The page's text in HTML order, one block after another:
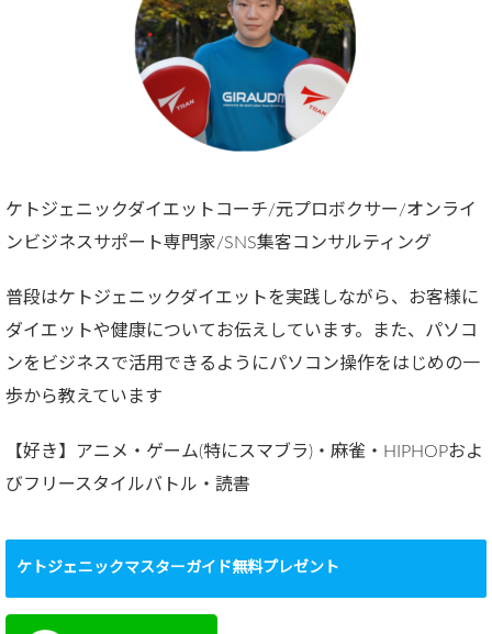
ケトジェニックダイエットコーチ/元プロボクサー/オンライ
ンビジネスサポート専門家/SNS集客コンサルティング
普段はケトジェニックダイエットを実践しながら、お客様に
ダイエットや健康についてお伝えしています。また、パソコ
ンをビジネスで活用できるようにパソコン操作をはじめの一
歩から教えています
【好き】アニメ・ゲーム(特にスマブラ)・麻雀・HIPHOPおよ
びフリースタイルバトル・読書
ケトジェニックマスターガイド無料プレゼント